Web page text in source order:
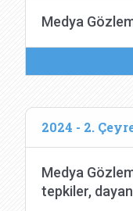
Medya
2024 - 2.
Medya
tepkiler,